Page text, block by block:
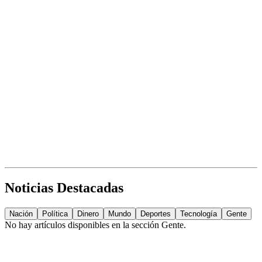
Noticias Destacadas
Nación Política Dinero Mundo Deportes Tecnología Gente
No hay artículos disponibles en la sección Gente.